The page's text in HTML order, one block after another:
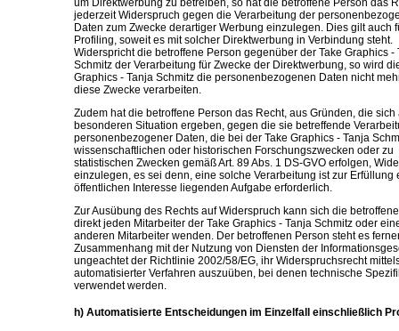
um Direktwerbung zu betreiben, so hat die betroffene Person das
jederzeit Widerspruch gegen die Verarbeitung der
Daten zum Zwecke derartiger Werbung einzulegen. Dies gilt auch
Profiling, soweit es mit solcher Direktwerbung in Verbindung steht.
Widerspricht die betroffene Person gegenüber der Take Graphics -
Schmitz der Verarbeitung für Zwecke der Direktwerbung, so wird
Graphics - Tanja Schmitz die personenbezogenen Daten nicht
diese Zwecke verarbeiten.
Zudem hat die betroffene Person das Recht, aus Gründen, die sich
besonderen Situation ergeben, gegen die sie betreffende
personenbezogener Daten, die bei der Take Graphics - Tanja
wissenschaftlichen oder historischen Forschungszwecken oder zu
statistischen Zwecken gemäß Art. 89 Abs. 1 DS-GVO erfolgen,
einzulegen, es sei denn, eine solche Verarbeitung ist zur Erfüllung
öffentlichen Interesse liegenden Aufgabe erforderlich.
Zur Ausübung des Rechts auf Widerspruch kann sich die
direkt jeden Mitarbeiter der Take Graphics - Tanja Schmitz oder
anderen Mitarbeiter wenden. Der betroffenen Person steht es
Zusammenhang mit der Nutzung von Diensten der
ungeachtet der Richtlinie 2002/58/EG, ihr Widerspruchsrecht
automatisierter Verfahren auszuüben, bei denen technische
verwendet werden.
h) Automatisierte Entscheidungen im Einzelfall einschließlich